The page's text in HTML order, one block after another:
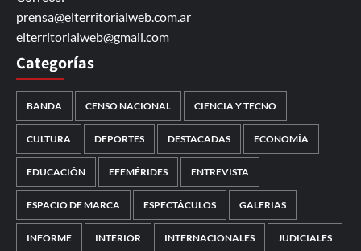
prensa@elterritorialweb.com.ar
elterritorialweb@gmail.com
Categorías
BANDA CENSO NACIONAL CIENCIA Y TECNO
CULTURA DEPORTES DESTACADAS ECONOMÍA
EDUCACIÓN EFEMÉRIDES ENTREVISTA
ESPACIO DE MARCA ESPECTÁCULOS GALERIAS
INFORME INTERIOR INTERNACIONALES JUDICIALES